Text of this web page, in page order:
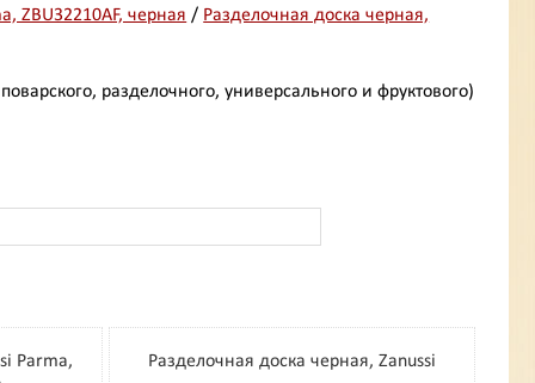
ZBU32210AF, черная / Разделочная доска черная,
разделочного, универсального и фруктового)
Parma,
Разделочная доска черная, Zanussi